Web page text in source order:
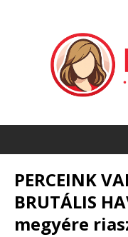
PERCEINK
BRUTÁLIS
megyére